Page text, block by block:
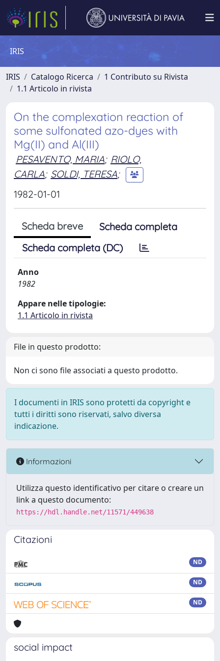
IRIS
IRIS Catalogo Ricerca
1 Contributo su Rivista
1.1 Articolo in rivista
On the complexation reaction of
some sulfonated azo-dyes with
Mg(II) and Al(III)
PESAVENTO, MARIA; RIOLO,
CARLA; SOLDI, TERESA;
1982-01-01
Scheda breve
Scheda completa
Scheda completa (DC)
Anno
1982
Appare nelle tipologie:
1.1 Articolo in rivista
File in questo prodotto:
Non ci sono file associati a questo prodotto.
I documenti in IRIS sono protetti da copyright e
tutti i diritti sono riservati, salvo diversa
indicazione.
Informazioni
Utilizza questo identificativo per citare o creare un
link a questo documento:
https://hdl.handle.net/11571/449638
Citazioni
ND
ND
ND
social impact